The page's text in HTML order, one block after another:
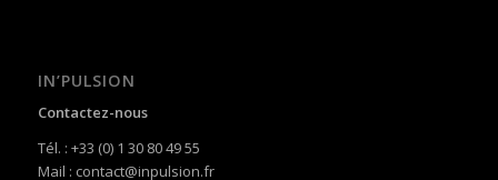
IN’PULSION
Contactez-nous
Tél. : +33 (0) 1 30 80 49 55
Mail : contact@inpulsion.fr